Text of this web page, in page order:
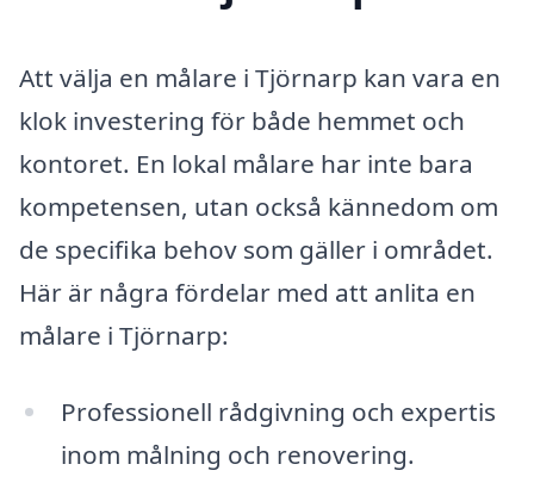
Att välja en målare i Tjörnarp kan vara en
klok investering för både hemmet och
kontoret. En lokal målare har inte bara
kompetensen, utan också kännedom om
de specifika behov som gäller i området.
Här är några fördelar med att anlita en
målare i Tjörnarp:
Professionell rådgivning och expertis
inom målning och renovering.